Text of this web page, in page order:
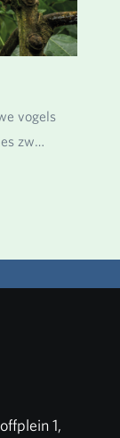
vogels
zw…
1,